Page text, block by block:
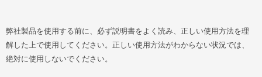
弊社製品を使用する前に、必ず説明書をよく読み、正しい使用方法を理
解した上で使用してください。正しい使用方法がわからない状況では、
絶対に使用しないでください。